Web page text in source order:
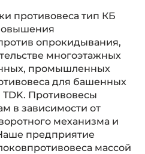
противовеса тип КБ
опрокидывания,
многоэтажных
промышленных
для башенных
TDK. Противовесы
в зависимости от
механизма и
предприятие
массой